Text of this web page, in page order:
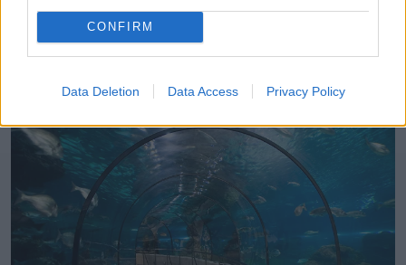
CONFIRM
Data Deletion Data Access Privacy Policy
Nowość od PKP Intercity! |